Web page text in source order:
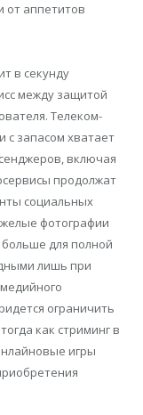
от аппетитов
в секунду
между защитой
Телеком-
с запасом хватает
включая
продолжат
социальных
фотографии
больше для полной
лишь при
ограничить
как стриминг в
игры